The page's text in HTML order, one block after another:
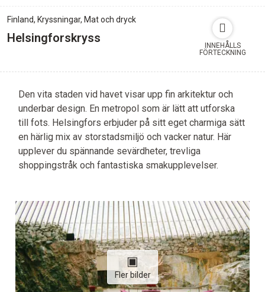
Finland, Kryssningar, Mat och dryck
Helsingforskryss
INNEHÅLLS
FÖRTECKNING
Den vita staden vid havet visar upp fin arkitektur och
underbar design. En metropol som är lätt att utforska
till fots. Helsingfors erbjuder på sitt eget charmiga sätt
en härlig mix av storstadsmiljö och vacker natur. Här
upplever du spännande sevärdheter, trevliga
shoppingstråk och fantastiska smakupplevelser.
Fler bilder